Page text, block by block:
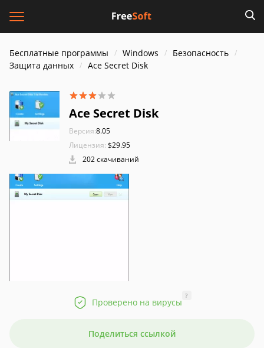
Бесплатные программы Windows
Безопасность
Защита данных
Ace Secret Disk
Ace Secret Disk
Версия:8.05
Лицензия: $29.95
202 скачиваний
Проверено на вирусы
?
Поделиться ссылкой